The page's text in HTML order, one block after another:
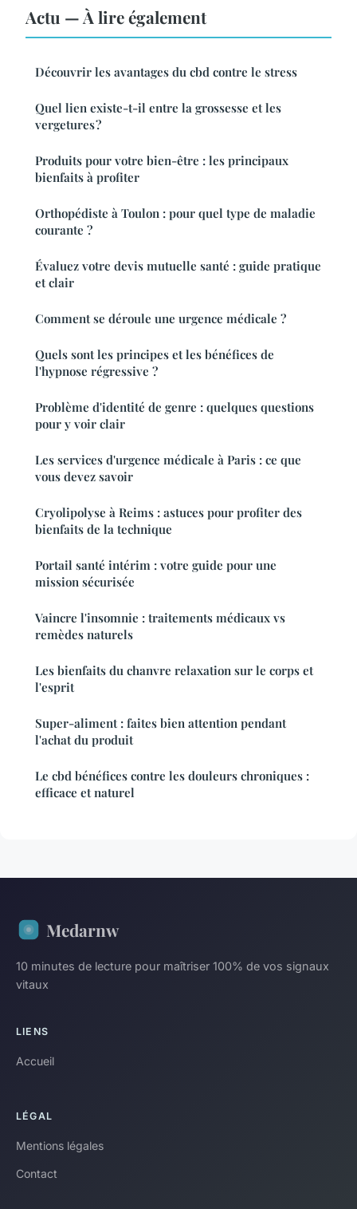
Actu — À lire également
Découvrir les avantages du cbd contre le stress
Quel lien existe-t-il entre la grossesse et les
vergetures ?
Produits pour votre bien-être : les principaux
bienfaits à profiter
Orthopédiste à Toulon : pour quel type de maladie
courante ?
Évaluez votre devis mutuelle santé : guide pratique
et clair
Comment se déroule une urgence médicale ?
Quels sont les principes et les bénéfices de
l'hypnose régressive ?
Problème d'identité de genre : quelques questions
pour y voir clair
Les services d'urgence médicale à Paris : ce que
vous devez savoir
Cryolipolyse à Reims : astuces pour profiter des
bienfaits de la technique
Portail santé intérim : votre guide pour une
mission sécurisée
Vaincre l'insomnie : traitements médicaux vs
remèdes naturels
Les bienfaits du chanvre relaxation sur le corps et
l'esprit
Super-aliment : faites bien attention pendant
l'achat du produit
Le cbd bénéfices contre les douleurs chroniques :
efficace et naturel
Medarnw
10 minutes de lecture pour maîtriser 100% de vos signaux
vitaux
LIENS
Accueil
LÉGAL
Mentions légales
Contact